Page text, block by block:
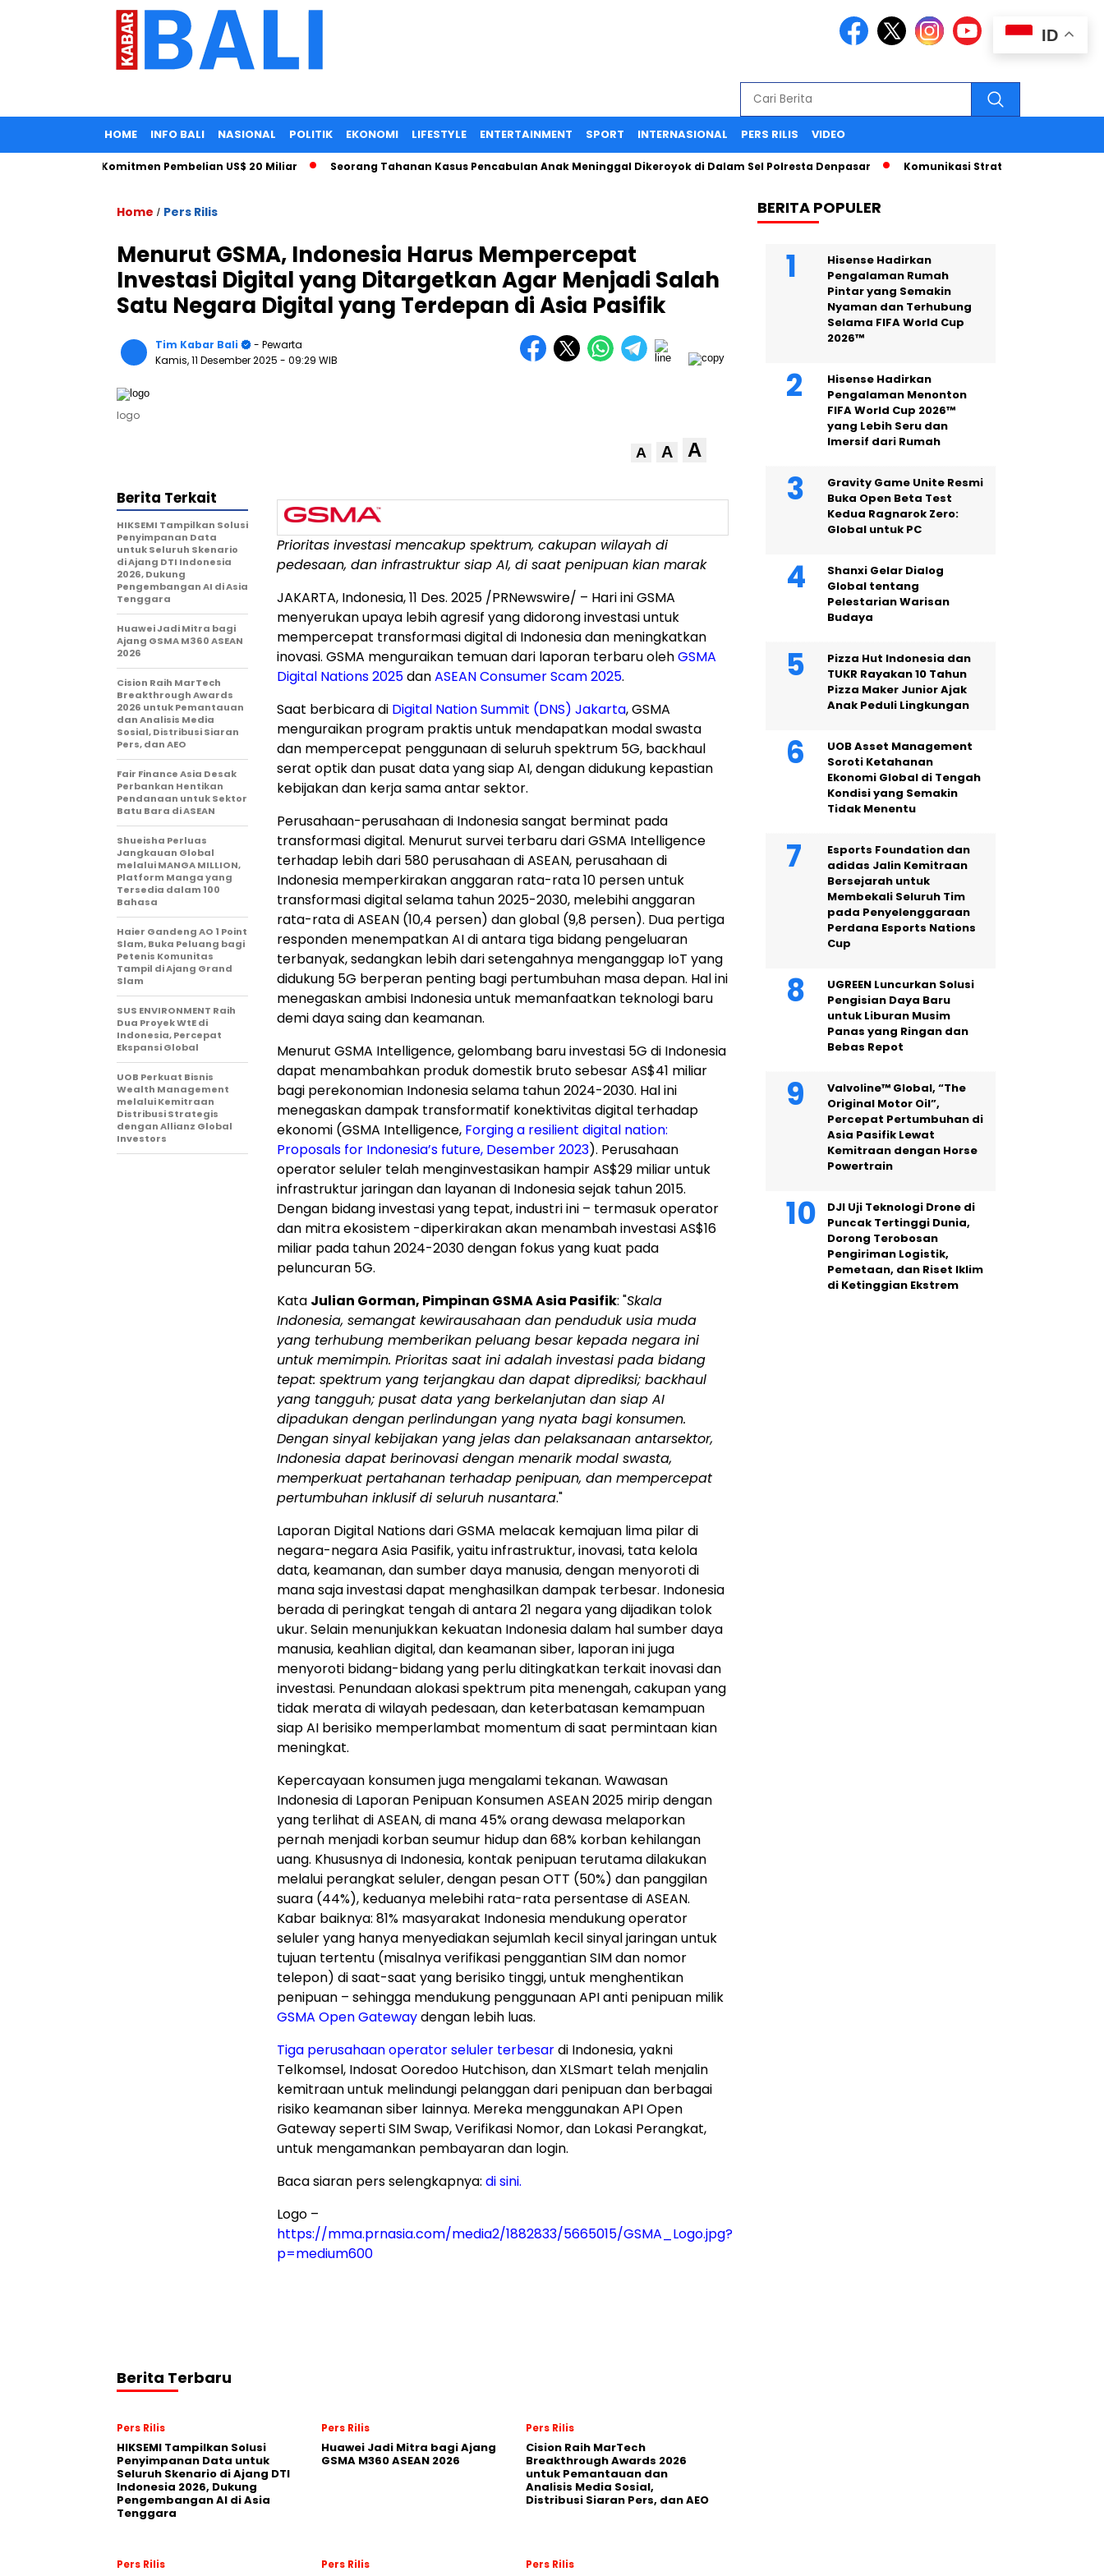
HOME INFO BALI NASIONAL POLITIK EKONOMI LIFESTYLE ENTERTAINMENT SPORT INTERNASIONAL PERS RILIS VIDEO
Turun, Komitmen Pembelian US$ 20 Miliar Seorang Tahanan Kasus Pencabulan Anak Meninggal Dikeroyok di Dalam Sel Polresta Denpasar Komunikasi Strategis Publikasi Press
Home / Pers Rilis
Menurut GSMA, Indonesia Harus Mempercepat
Investasi Digital yang Ditargetkan Agar Menjadi Salah
Satu Negara Digital yang Terdepan di Asia Pasifik
Tim Kabar Bali
- Pewarta
Kamis, 11 Desember 2025 - 09:29 WIB
logo
A A A
Prioritas investasi mencakup spektrum, cakupan wilayah di
pedesaan, dan infrastruktur siap AI, di saat penipuan kian marak
JAKARTA, Indonesia,11 Des. 2025 /PRNewswire/ – Hari ini GSMA
menyerukan upaya lebih agresif yang didorong investasi untuk
mempercepat transformasi digital di Indonesiadan meningkatkan
inovasi. GSMA menguraikan temuan dari laporan terbaru olehGSMA
Digital Nations 2025danASEAN Consumer Scam 2025.
Saat berbicara di Digital Nation Summit (DNS) Jakarta, GSMA
menguraikan program praktis untuk mendapatkan modal swasta
dan mempercepat penggunaan di seluruh spektrum 5G, backhaul
serat optik dan pusat data yang siap AI, dengan didukung kepastian
kebijakan dan kerja sama antar sektor.
Perusahaan-perusahaan di Indonesiasangat berminat pada
transformasi digital. Menurut survei terbaru dari GSMA Intelligence
terhadap lebih dari 580 perusahaan di ASEAN, perusahaan di
Indonesia memperkirakan anggaran rata-rata 10 persen untuk
transformasi digital selama tahun 2025-2030, melebihi anggaran
rata-rata di ASEAN (10,4 persen) dan global (9,8 persen). Dua pertiga
responden menempatkanAI diantara tiga bidang pengeluaran
terbanyak, sedangkan lebih dari setengahnya menganggap IoT yang
didukung 5G berperan penting bagi pertumbuhan masa depan. Hal ini
menegaskan ambisi Indonesiauntuk memanfaatkan teknologi baru
demi daya saing dan keamanan.
Menurut GSMA Intelligence, gelombang baru investasi 5G di Indonesia
dapat menambahkan produk domestik bruto sebesar AS$41 miliar
bagi perekonomian Indonesiaselama tahun 2024-2030. Hal ini
menegaskan dampak transformatif konektivitas digital terhadap
ekonomi (GSMA Intelligence, Forging a resilient digital nation:
Proposals for Indonesia’s future, Desember 2023). Perusahaan
operator seluler telah menginvestasikan hampir AS$29 miliar untuk
infrastruktur jaringan dan layanan di Indonesiasejak tahun 2015.
Dengan bidang investasi yang tepat, industri ini – termasuk operator
dan mitra ekosistem -diperkirakan akan menambah investasi AS$16
miliar pada tahun 2024-2030 dengan fokus yang kuat pada
peluncuran 5G.
Kata Julian Gorman, Pimpinan GSMA Asia Pasifik: "Skala
Indonesia, semangat kewirausahaan dan penduduk usia muda
yang terhubung memberikan peluang besar kepada negara ini
untuk memimpin. Prioritas saat ini adalah investasi pada bidang
tepat: spektrum yang terjangkau dan dapat diprediksi; backhaul
yang tangguh; pusat data yang berkelanjutan dan siap AI
dipadukan dengan perlindungan yang nyata bagi konsumen.
Dengan sinyal kebijakan yang jelas dan pelaksanaan antarsektor,
Indonesia dapat berinovasi dengan menarik modal swasta,
memperkuat pertahanan terhadap penipuan, dan mempercepat
pertumbuhan inklusif di seluruh nusantara."
Laporan Digital Nations dari GSMA melacak kemajuan lima pilar di
negara-negara Asia Pasifik, yaitu infrastruktur, inovasi, tata kelola
data, keamanan, dan sumber daya manusia, dengan menyoroti di
mana saja investasi dapat menghasilkan dampak terbesar. Indonesia
berada di peringkat tengah di antara 21 negara yang dijadikan tolok
ukur. Selain menunjukkan kekuatan Indonesiadalam hal sumber daya
manusia, keahlian digital, dan keamanan siber, laporan ini juga
menyoroti bidang-bidang yang perlu ditingkatkan terkait inovasi dan
investasi. Penundaan alokasi spektrum pita menengah, cakupan yang
tidak merata di wilayah pedesaan, dan keterbatasan kemampuan
siap AI berisiko memperlambat momentum di saat permintaan kian
meningkat.
Kepercayaan konsumen juga mengalami tekanan. Wawasan
Indonesia di Laporan Penipuan Konsumen ASEAN 2025 mirip dengan
yang terlihat di ASEAN, di mana 45% orang dewasa melaporkan
pernah menjadi korban seumur hidup dan 68% korban kehilangan
uang. Khususnya di Indonesia, kontak penipuan terutama dilakukan
melalui perangkat seluler, dengan pesan OTT (50%) dan panggilan
suara (44%), keduanya melebihi rata-rata persentase di ASEAN.
Kabar baiknya: 81% masyarakat Indonesia mendukung operator
seluler yang hanya menyediakan sejumlah kecil sinyal jaringan untuk
tujuan tertentu (misalnya verifikasi penggantian SIM dan nomor
telepon) di saat-saat yang berisiko tinggi, untuk menghentikan
penipuan – sehingga mendukung penggunaan API anti penipuan milik
GSMA Open Gatewaydengan lebih luas.
Tiga perusahaan operator seluler terbesardi Indonesia, yakni
Telkomsel, Indosat Ooredoo Hutchison, dan XLSmart telah menjalin
kemitraan untuk melindungi pelanggan dari penipuan dan berbagai
risiko keamanan siber lainnya. Mereka menggunakan API Open
Gateway seperti SIM Swap, Verifikasi Nomor, dan Lokasi Perangkat,
untuk mengamankan pembayaran dan login.
Baca siaran pers selengkapnya: di sini.
Logo –
https://mma.prnasia.com/media2/1882833/5665015/GSMA_Logo.jpg?
p=medium600
Berita Terkait
HIKSEMI Tampilkan Solusi
Penyimpanan Data
untuk Seluruh Skenario
di Ajang DTI Indonesia
2026, Dukung
Pengembangan AI di Asia
Tenggara
Huawei Jadi Mitra bagi
Ajang GSMA M360 ASEAN
2026
Cision Raih MarTech
Breakthrough Awards
2026 untuk Pemantauan
dan Analisis Media
Sosial, Distribusi Siaran
Pers, dan AEO
Fair Finance Asia Desak
Perbankan Hentikan
Pendanaan untuk Sektor
Batu Bara di ASEAN
Shueisha Perluas
Jangkauan Global
melalui MANGA MILLION,
Platform Manga yang
Tersedia dalam 100
Bahasa
Haier Gandeng AO 1 Point
Slam, Buka Peluang bagi
Petenis Komunitas
Tampil di Ajang Grand
Slam
SUS ENVIRONMENT Raih
Dua Proyek WtE di
Indonesia, Percepat
Ekspansi Global
UOB Perkuat Bisnis
Wealth Management
melalui Kemitraan
Distribusi Strategis
dengan Allianz Global
Investors
Berita Terbaru
Pers Rilis
HIKSEMI Tampilkan Solusi
Penyimpanan Data untuk
Seluruh Skenario di Ajang DTI
Indonesia 2026, Dukung
Pengembangan AI di Asia
Tenggara
Pers Rilis
Huawei Jadi Mitra bagi Ajang
GSMA M360 ASEAN 2026
Pers Rilis
Cision Raih MarTech
Breakthrough Awards 2026
untuk Pemantauan dan
Analisis Media Sosial,
Distribusi Siaran Pers, dan AEO
Pers Rilis Pers Rilis Pers Rilis
BERITA POPULER
Hisense Hadirkan
Pengalaman Rumah
Pintar yang Semakin
Nyaman dan Terhubung
Selama FIFA World Cup
2026™
Hisense Hadirkan
Pengalaman Menonton
FIFA World Cup 2026™
yang Lebih Seru dan
Imersif dari Rumah
Gravity Game Unite Resmi
Buka Open Beta Test
Kedua Ragnarok Zero:
Global untuk PC
Shanxi Gelar Dialog
Global tentang
Pelestarian Warisan
Budaya
Pizza Hut Indonesia dan
TUKR Rayakan 10 Tahun
Pizza Maker Junior Ajak
Anak Peduli Lingkungan
UOB Asset Management
Soroti Ketahanan
Ekonomi Global di Tengah
Kondisi yang Semakin
Tidak Menentu
Esports Foundation dan
adidas Jalin Kemitraan
Bersejarah untuk
Membekali Seluruh Tim
pada Penyelenggaraan
Perdana Esports Nations
Cup
UGREEN Luncurkan Solusi
Pengisian Daya Baru
untuk Liburan Musim
Panas yang Ringan dan
Bebas Repot
Valvoline™ Global, “The
Original Motor Oil”,
Percepat Pertumbuhan di
Asia Pasifik Lewat
Kemitraan dengan Horse
Powertrain
DJI Uji Teknologi Drone di
Puncak Tertinggi Dunia,
Dorong Terobosan
Pengiriman Logistik,
Pemetaan, dan Riset Iklim
di Ketinggian Ekstrem
ID